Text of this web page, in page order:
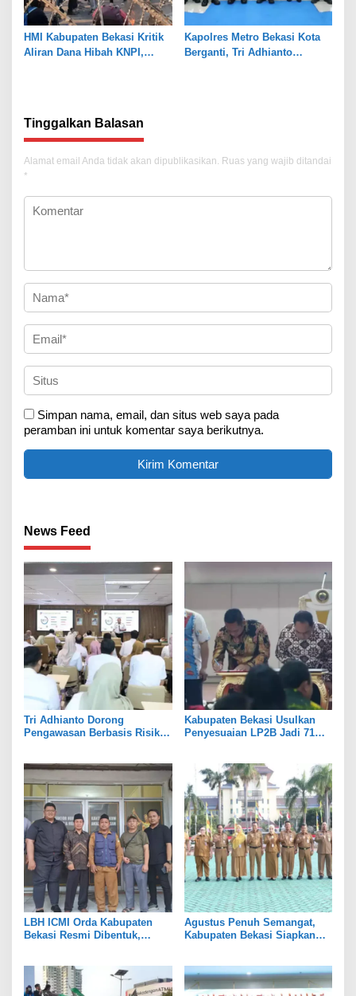
HMI Kabupaten Bekasi Kritik
Aliran Dana Hibah KNPI,
Kapolres Metro Bekasi Kota
Berganti, Tri Adhianto
Tinggalkan Balasan
Alamat email Anda tidak akan dipublikasikan. Ruas yang wajib ditandai
*
Simpan nama, email, dan situs web saya pada
peramban ini untuk komentar saya berikutnya.
News Feed
Tri Adhianto Dorong
Pengawasan Berbasis Risiko,
Kabupaten Bekasi Usulkan
Penyesuaian LP2B Jadi 71
LBH ICMI Orda Kabupaten
Bekasi Resmi Dibentuk,
Agustus Penuh Semangat,
Kabupaten Bekasi Siapkan